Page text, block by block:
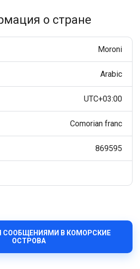
о стране
Moroni
Arabic
UTC+03:00
Comorian franc
869595
СООБЩЕНИЯМИ В КОМОРСКИЕ
ОСТРОВА